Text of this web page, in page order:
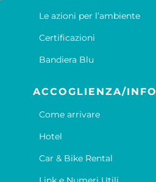
Le azioni per l’ambiente
Certificazioni
Bandiera Blu
ACCOGLIENZA/INFO
Come arrivare
Hotel
Car & Bike Rental